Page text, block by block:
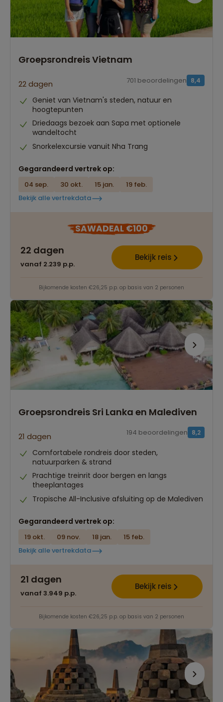
Groepsrondreis Vietnam
22 dagen 8,4
701 beoordelingen
Geniet van Vietnam's steden, natuur en
hoogtepunten
Driedaags bezoek aan Sapa met optionele
wandeltocht
Snorkelexcursie vanuit Nha Trang
Gegarandeerd vertrek op:
04 sep. 30 okt. 15 jan.
19 feb.
Bekijk alle vertrekdata
SAWADEAL €100
22 dagen
vanaf 2.239 p.p.
Bekijk reis
Bijkomende kosten €26,25 p.p. op basis van 2 personen
Groepsrondreis Sri Lanka en Malediven
21 dagen 8,2
194 beoordelingen
Comfortabele rondreis door steden,
natuurparken & strand
Prachtige treinrit door bergen en langs
theeplantages
Tropische All-Inclusive afsluiting op de Malediven
Gegarandeerd vertrek op:
19 okt. 09 nov. 18 jan.
15 feb.
Bekijk alle vertrekdata
21 dagen
vanaf 3.949 p.p.
Bekijk reis
Bijkomende kosten €26,25 p.p. op basis van 2 personen